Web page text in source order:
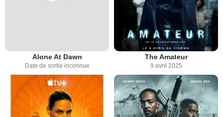
Alone At Dawn
Date de sortie inconnue
The Amateur
9 avril 2025